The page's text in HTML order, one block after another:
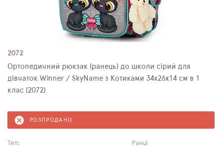
2072
Ортопедичний рюкзак (ранець) до школи сірий для
дівчаток Winner / SkyName з Котиками 34х26х14 см в 1
клас (2072)
РОЗПРОДАНО
Тип:
Ранці